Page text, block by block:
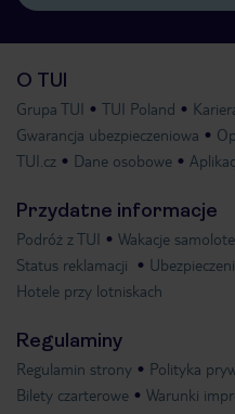
O TUI
Grupa TUI TUI Poland
Gwarancja ubezpieczeniowa
TUI.cz
Dane osobowe
Przydatne informacje
Podróż z TUI Wakacje
Status reklamacji
Hotele przy lotniskach
Regulaminy
Regulamin strony Polityka
Bilety czarterowe
Warunki